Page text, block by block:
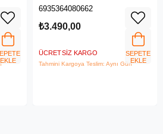
EKLE
4G/3G SIM Yuvası, Kablosuz 4G
6935364080662
₺3.490,00
ÜCRETSIZ KARGO
Tahmini Kargoya Teslim: Aynı Gün
SEPETE
EKLE